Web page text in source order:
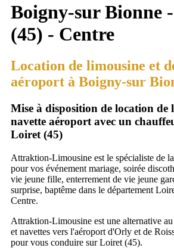
Boigny-sur Bionne
(45) - Centre
Location de limousine et
aéroport à Boigny-sur
Mise à disposition de location de
navette aéroport avec un
Loiret (45)
Attraktion-Limousine est le spécialiste de
pour vos événement mariage, soirée
vie jeune fille, enterrement de vie jeune
surprise, baptême dans le département
Centre.
Attraktion-Limousine est une alternative
et navettes vers l'aéroport d'Orly et de
pour vous conduire sur Loiret (45).